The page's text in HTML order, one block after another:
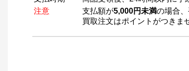
注意
支払額が5,000円未満の場合
買取注文はポイントがつきま